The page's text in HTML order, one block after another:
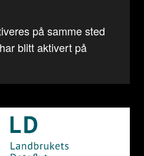
på samme sted
blitt aktivert på